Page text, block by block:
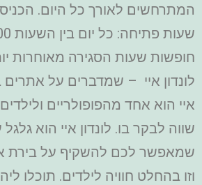
המתרחשים לאורך כל היום.
חופשות שעות הסגירה מאוחרות
לונדון איי – שמדברים על אתרים
איי הוא אחד מהפופולריים
שווה לבקר בו. לונדון איי הוא גלגל
שמאפשר לכם להשקיף על בירת
וזו בהחלט חוויה לילדים. תוכלו